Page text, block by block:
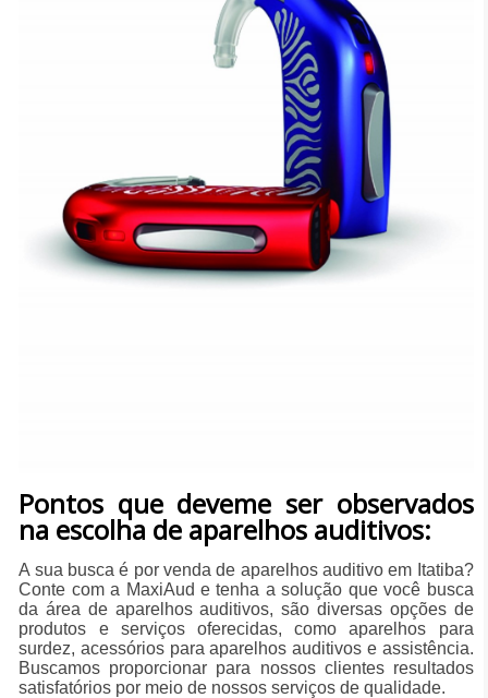
Pontos que deveme ser observados
na escolha de aparelhos auditivos:
A sua busca é por venda de aparelhos auditivo em Itatiba?
Conte com a MaxiAud e tenha a solução que você busca
da área de aparelhos auditivos, são diversas opções de
produtos e serviços oferecidas, como aparelhos para
surdez, acessórios para aparelhos auditivos e assistência.
Buscamos proporcionar para nossos clientes resultados
satisfatórios por meio de nossos serviços de qualidade.